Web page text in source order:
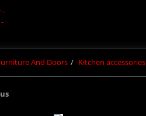
And Doors Kitchen accessories